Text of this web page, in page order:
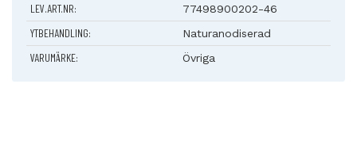
LEV.ART.NR: 77498900202-46
YTBEHANDLING: Naturanodiserad
VARUMÄRKE: Övriga